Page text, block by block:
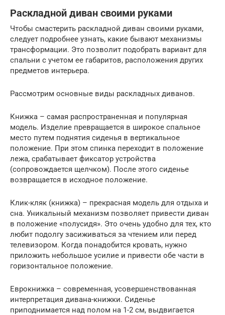
Раскладной диван своими руками
Чтобы смастерить раскладной диван своими руками,
следует подробнее узнать, какие бывают механизмы
трансформации. Это позволит подобрать вариант для
спальни с учетом ее габаритов, расположения других
предметов интерьера.
Рассмотрим основные виды раскладных диванов.
Книжка – самая распространенная и популярная
модель. Изделие превращается в широкое спальное
место путем поднятия сиденья в вертикальное
положение. При этом спинка переходит в положение
лежа, срабатывает фиксатор устройства
(сопровождается щелчком). После этого сиденье
возвращается в исходное положение.
Клик-кляк (книжка) – прекрасная модель для отдыха и
сна. Уникальный механизм позволяет привести диван
в положение «полусидя». Это очень удобно для тех, кто
любит подолгу засиживаться за чтением или перед
телевизором. Когда понадобится кровать, нужно
приложить небольшое усилие и привести обе части в
горизонтальное положение.
Еврокнижка – современная, усовершенствованная
интерпретация дивана-книжки. Сиденье
приподнимается над полом на 1-2 см, выдвигается